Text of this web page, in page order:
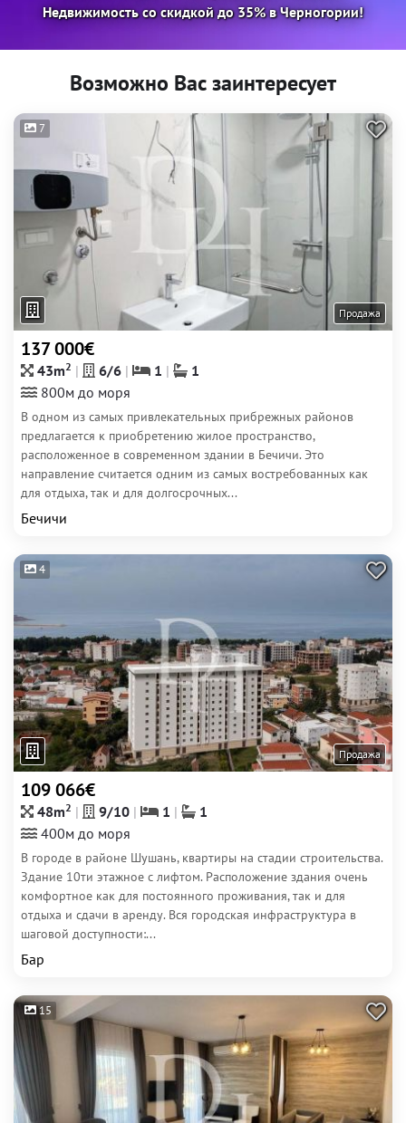
Недвижимость со скидкой до 35% в Черногории!
Возможно Вас заинтересует
7
Продажа
137 000€
43m2 6/6 1
1
800м до моря
В одном из самых привлекательных прибрежных районов
предлагается к приобретению жилое пространство,
расположенное в современном здании в Бечичи. Это
направление считается одним из самых востребованных как
для отдыха, так и для долгосрочных...
Бечичи
4
Продажа
109 066€
48m2 9/10 1
1
400м до моря
В городе в районе Шушань, квартиры на стадии строительства.
Здание 10ти этажное с лифтом. Расположение здания очень
комфортное как для постоянного проживания, так и для
отдыха и сдачи в аренду. Вся городская инфраструктура в
шаговой доступности:...
Бар
15